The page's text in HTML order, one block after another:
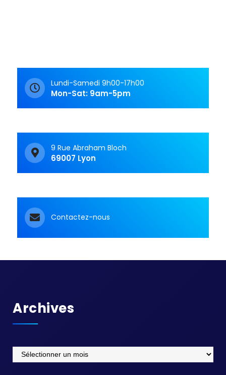
Lundi-Samedi 9h00-17h00
Mon-Sat: 9am-5pm
9 Rue Abraham Bloch
69007 Lyon
Contactez-nous
Archives
Archives